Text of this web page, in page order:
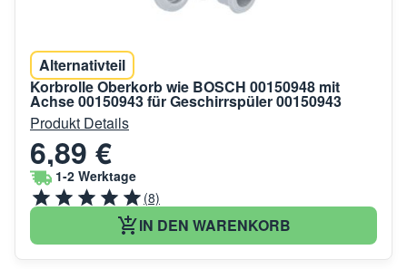
Alternativteil
Korbrolle Oberkorb wie BOSCH 00150948 mit
Achse 00150943 für Geschirrspüler 00150943
Produkt Details
6,89 €
1-2 Werktage
(8)
IN DEN WARENKORB